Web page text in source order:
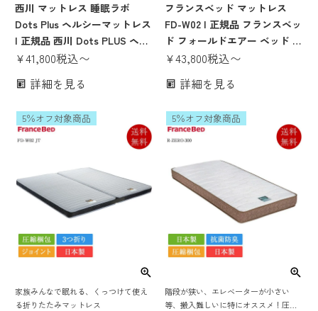
ットレス | 西川 マットレス 睡眠ラボ ヘ
ルシーマットレス
西川 マットレス 睡眠ラボ
Dots Plus ヘルシーマットレス
| 正規品 西川 Dots PLUS ヘル
シーマットレス 睡眠labo 西川
マットレス シングル セミダブ
¥41,800税込〜
詳細を見る
ルドエアー 薄い 薄型 来客用 三つ折り
折り畳み 折りたたみ 折りたためる 厚
フランスベッド マットレス
FD-W02 | 正規品 フランスベッ
ド フォールドエアー ベッド マ
ットレス 圧縮梱包 薄い 薄型
たたみ 折りたためる 固め かた
厚さ12cm 一人暮らし シングル
セミダブル ダブル
¥43,800税込〜
詳細を見る
家族みんなで眠れる、くっつけて使え
る折りたたみマットレス
5％オフ対象商品
階段が狭い、エレベーターが小さい
等、搬入難しいに特にオススメ！圧縮
5％オフ対象商品